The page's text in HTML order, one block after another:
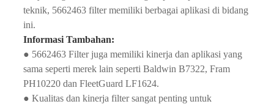
teknik, 5662463 filter memiliki berbagai aplikasi di bidang
ini.
Informasi Tambahan:
● 5662463 Filter juga memiliki kinerja dan aplikasi yang
sama seperti merek lain seperti Baldwin B7322, Fram
PH10220 dan FleetGuard LF1624.
● Kualitas dan kinerja filter sangat penting untuk